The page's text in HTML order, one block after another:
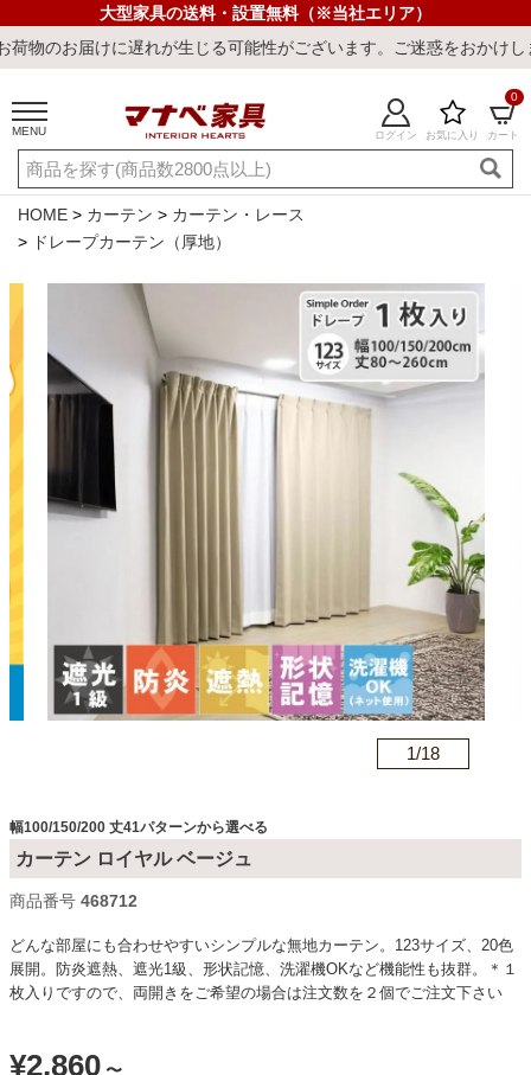
大型家具の送料・設置無料（※当社エリア）
に遅れが生じる可能性がございます。ご迷惑をおかけしまして誠に
MENU ログイン お気に入り カート
0
ご利用ガイド 新規会員登録
店舗一覧 閲覧履歴
よくある質問
キーワード・商品番号で探す
最短発送 ウィルトンラ
ソファ
ダイニングテーブル・セット
椅子・チェア
HOME カーテン
カーテン・レース
ドレープカーテン（厚地）
1/18
幅100/150/200 丈41パターンから選べる
カーテン ロイヤル ベージュ
商品番号 c468712
どんな部屋にも合わせやすいシンプルな無地カーテン。123サイズ、20色
展開。防炎遮熱、遮光1級、形状記憶、洗濯機OKなど機能性も抜群。＊１
枚入りですので、両開きをご希望の場合は注文数を２個でご注文下さい
¥2,860 〜